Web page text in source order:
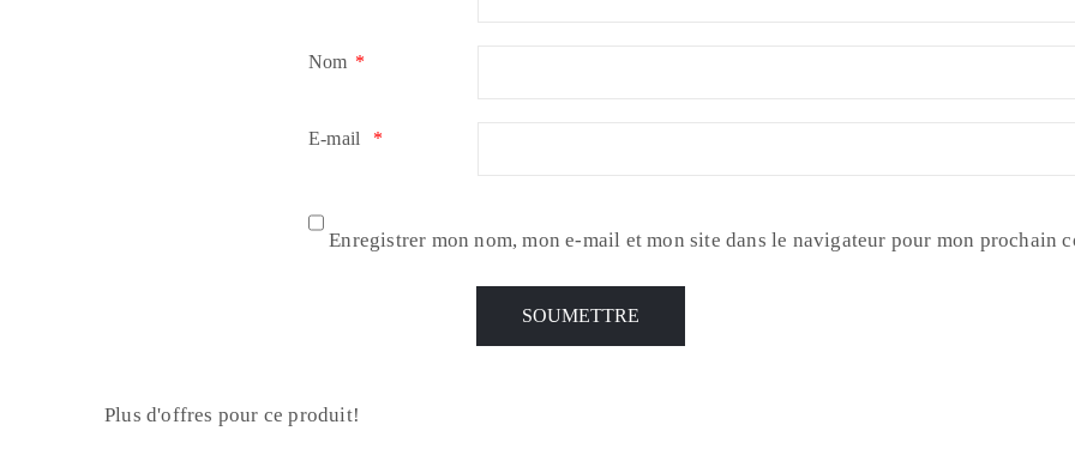
Nom *
E-mail *
Enregistrer mon nom, mon e-mail et mon site dans le navigateur pour mon prochain
Plus d'offres pour ce produit!